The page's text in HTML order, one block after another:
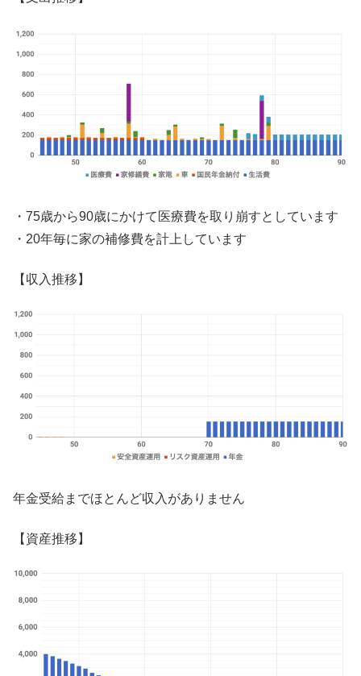
・75歳から90歳にかけて医療費を取り崩すとしています
・20年毎に家の補修費を計上しています
【収入推移】
年金受給までほとんど収入がありません
【資産推移】